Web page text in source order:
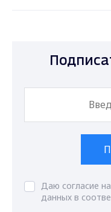
Даю согласие
данных в